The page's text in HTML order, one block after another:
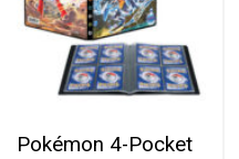
Pokémon 4-Pocket